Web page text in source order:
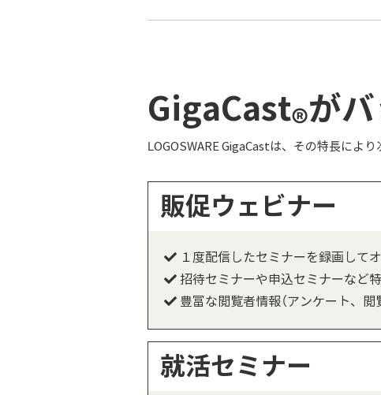
GigaCast®が
LOGOSWARE GigaCastは、その特長によ
販促ウェビナー
１度配信したセミナーを録画して
招待セミナーや申込セミナーなど
豊富な閲覧者情報（アンケート、
就活セミナー